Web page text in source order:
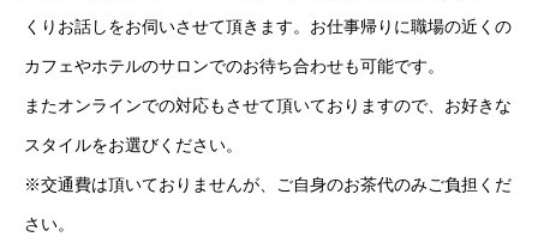
くりお話しをお伺いさせて頂きます。お仕事帰りに職場の近くの
カフェやホテルのサロンでのお待ち合わせも可能です。
またオンラインでの対応もさせて頂いておりますので、お好きな
スタイルをお選びください。
※交通費は頂いておりませんが、ご自身のお茶代のみご負担くだ
さい。